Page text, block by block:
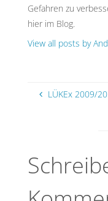
Gefahren zu
hier im Blog.
View all posts by
LÜKEx 2009/